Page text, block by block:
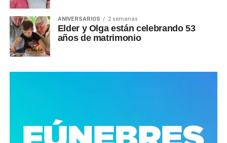
ANIVERSARIOS 2 semanas
Elder y Olga están celebrando 53
años de matrimonio